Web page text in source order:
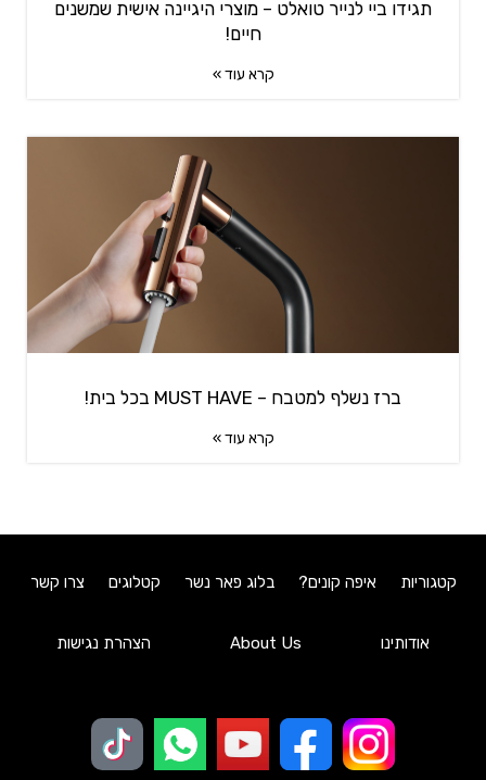
תגידו ביי לנייר טואלט – מוצרי היגיינה אישית שמשנים
חיים!
קרא עוד »
ברז נשלף למטבח – MUST HAVE בכל בית!
קרא עוד »
קטגוריות איפה קונים? בלוג פאר נשר קטלוגים צרו קשר
אודותינו About Us הצהרת נגישות